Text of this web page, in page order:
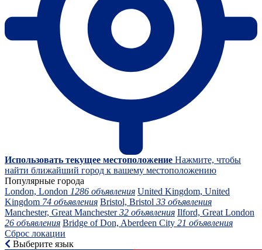
Использовать текущее местоположение Нажмите, чтобы
найти ближайший город к вашему местоположению
Популярные города
London, London 1286 объявления United Kingdom, United
Kingdom 74 объявления Bristol, Bristol 33 объявления
Manchester, Great Manchester32 объявления Ilford, Great London
26 объявления Bridge of Don, Aberdeen City 21 объявления
Сброс локации
Выберите язык